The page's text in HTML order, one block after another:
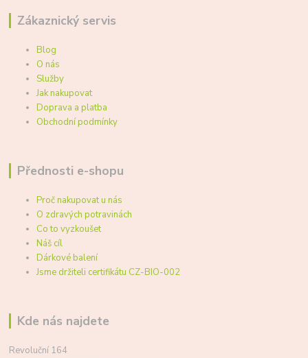
Zákaznický servis
Blog
O nás
Služby
Jak nakupovat
Doprava a platba
Obchodní podmínky
Přednosti e-shopu
Proč nakupovat u nás
O zdravých potravinách
Co to vyzkoušet
Náš cíl
Dárkové balení
Jsme držiteli certifikátu CZ-BIO-002
Kde nás najdete
Revoluční 164